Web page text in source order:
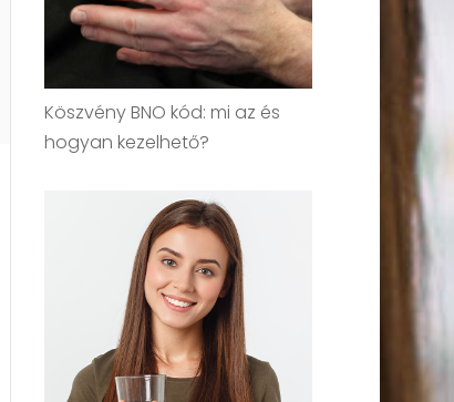
Köszvény BNO kód: mi az és
hogyan kezelhető?